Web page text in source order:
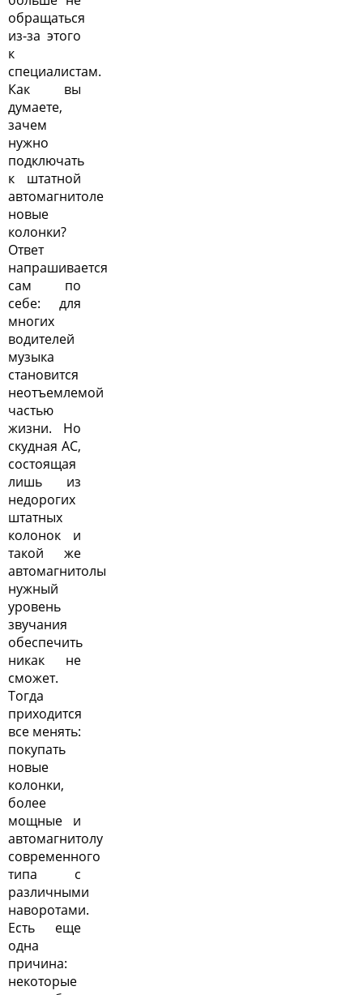
обращаться
из-за этого
к
специалистам.
Как вы
думаете,
зачем
нужно
подключать
к штатной
автомагнитоле
новые
колонки?
Ответ
напрашивается
сам по
себе: для
многих
водителей
музыка
становится
неотъемлемой
частью
жизни. Но
скудная АС,
состоящая
лишь из
недорогих
штатных
колонок и
такой же
автомагнитолы
нужный
уровень
звучания
обеспечить
никак не
сможет.
Тогда
приходится
все менять:
покупать
новые
колонки,
более
мощные и
автомагнитолу
современного
типа с
различными
наворотами.
Есть еще
одна
причина:
некоторые